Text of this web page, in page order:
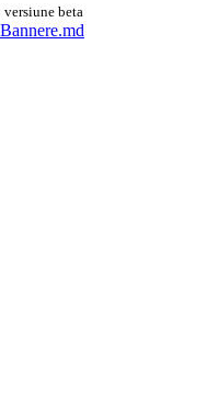
versiune beta